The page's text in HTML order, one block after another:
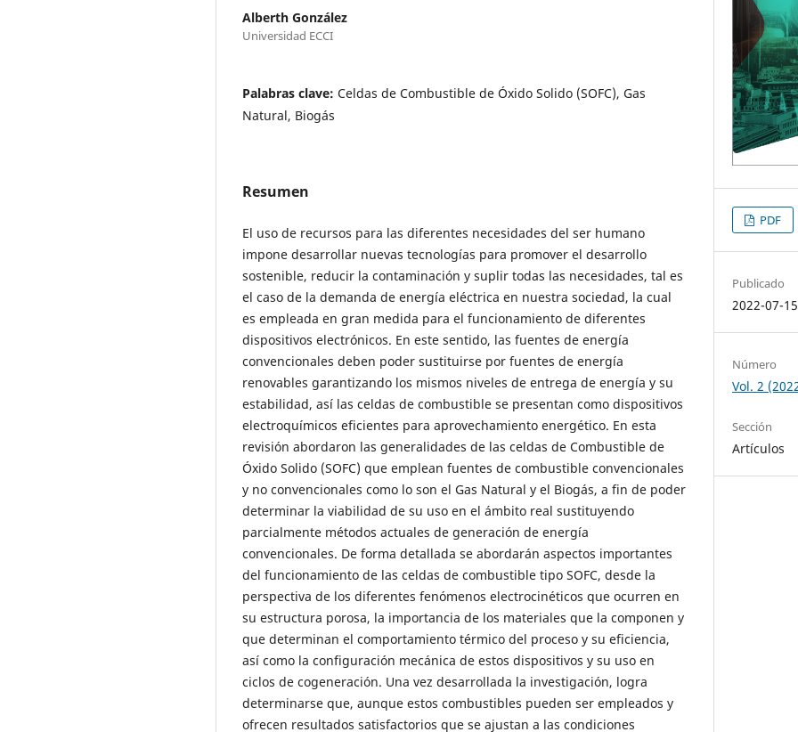
Alberth González
Universidad ECCI
Palabras clave: Celdas de Combustible de Óxido Solido (SOFC), Gas
Natural, Biogás
Resumen
El uso de recursos para las diferentes necesidades del ser humano
impone desarrollar nuevas tecnologías para promover el desarrollo
sostenible, reducir la contaminación y suplir todas las necesidades, tal es
el caso de la demanda de energía eléctrica en nuestra sociedad, la cual
es empleada en gran medida para el funcionamiento de diferentes
dispositivos electrónicos. En este sentido, las fuentes de energía
convencionales deben poder sustituirse por fuentes de energía
renovables garantizando los mismos niveles de entrega de energía y su
estabilidad, así las celdas de combustible se presentan como dispositivos
electroquímicos eficientes para aprovechamiento energético. En esta
revisión abordaron las generalidades de las celdas de Combustible de
Óxido Solido (SOFC) que emplean fuentes de combustible convencionales
y no convencionales como lo son el Gas Natural y el Biogás, a fin de poder
determinar la viabilidad de su uso en el ámbito real sustituyendo
parcialmente métodos actuales de generación de energía
convencionales. De forma detallada se abordarán aspectos importantes
del funcionamiento de las celdas de combustible tipo SOFC, desde la
perspectiva de los diferentes fenómenos electrocinéticos que ocurren en
su estructura porosa, la importancia de los materiales que la componen y
que determinan el comportamiento térmico del proceso y su eficiencia,
así como la configuración mecánica de estos dispositivos y su uso en
ciclos de cogeneración. Una vez desarrollada la investigación, logra
determinarse que, aunque estos combustibles pueden ser empleados y
ofrecen resultados satisfactorios que se ajustan a las condiciones
PDF
Publicado
2022-07-15
Número
Vol. 2
Sección
Artículos